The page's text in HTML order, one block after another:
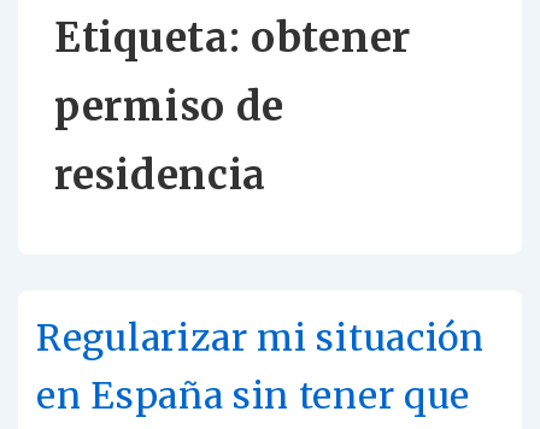
Etiqueta: obtener
permiso de
residencia
Regularizar mi situación
en España sin tener que